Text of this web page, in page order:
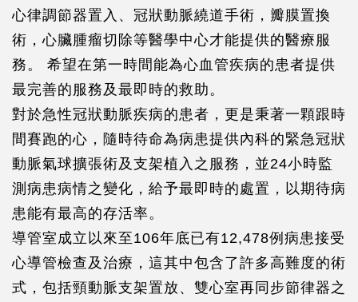
心律調節器置入、冠狀動脈繞道手術，瓣膜置換
術，心臟腫瘤切除等醫學中心才能提供的醫療服
務。 希望在第一時間能為心血管疾病的患者提供
最完善的服務及最即時的救助。
對於急性冠狀動脈疾病的患者，更是秉著一顆跟時
間賽跑的心，隨時待命為病患提供內科的緊急冠狀
動脈氣球擴張術及支架植入之服務，並24小時監
測病患病情之變化，給予最即時的處置，以期待病
患能有最高的存活率。
導管室成立以來至106年底已有12,478例病患接受
心導管檢查及治療，這其中包含了許多高難度的術
式，包括頸動脈支架置放、雙心室再同步節律器之